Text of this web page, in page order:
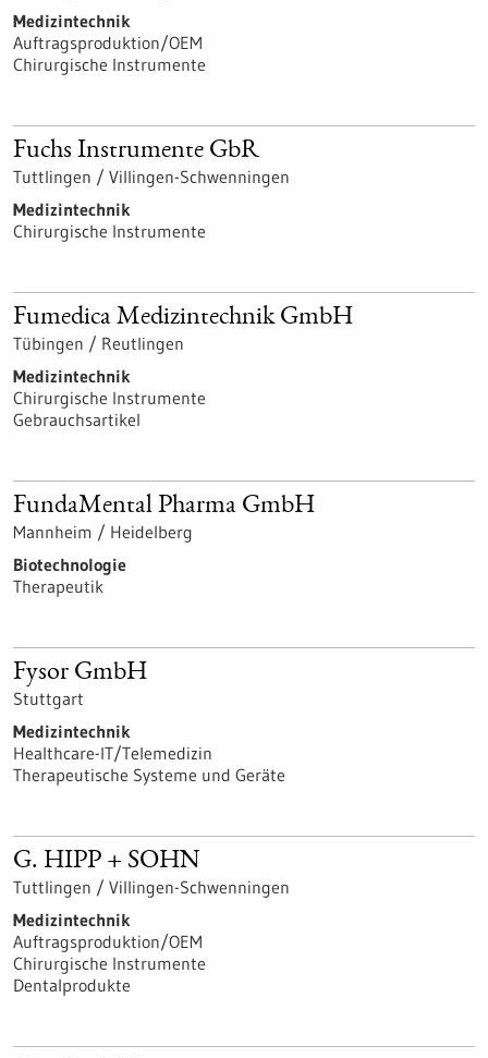
Medizintechnik
Auftragsproduktion/OEM
Chirurgische Instrumente
Fuchs Instrumente GbR
Tuttlingen / Villingen-Schwenningen
Medizintechnik
Chirurgische Instrumente
Fumedica Medizintechnik GmbH
Tübingen / Reutlingen
Medizintechnik
Chirurgische Instrumente
Gebrauchsartikel
FundaMental Pharma GmbH
Mannheim / Heidelberg
Biotechnologie
Therapeutik
Fysor GmbH
Stuttgart
Medizintechnik
Healthcare-IT/Telemedizin
Therapeutische Systeme und Geräte
G. HIPP + SOHN
Tuttlingen / Villingen-Schwenningen
Medizintechnik
Auftragsproduktion/OEM
Chirurgische Instrumente
Dentalprodukte